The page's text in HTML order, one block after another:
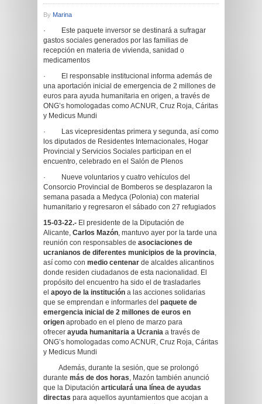
By Marina
· Este paquete inversor se destinará a sufragar
gastos sociales generados por las familias de
recepción en materia de vivienda, sanidad o
medicamentos
· El responsable institucional informa además de
una aportación inicial de emergencia de 2 millones de
euros para ayuda humanitaria en origen, a través de
ONG’s homologadas como ACNUR, Cruz Roja, Cáritas
y Medicus Mundi
· Las vicepresidentas primera y segunda, así como
los diputados de Residentes Internacionales, Hogar
Provincial y Servicios Sociales participan en el
encuentro, celebrado en el Salón de Plenos
· Nueve voluntarios y cuatro vehículos del
Consorcio Provincial de Bomberos se desplazaron la
semana pasada a Medyca (Polonia) con material
humanitario y regresaron el sábado con 27 refugiados
15-03-22.- El presidente de la Diputación de
Alicante, Carlos Mazón, mantuvo ayer por la tarde una
reunión con responsables de asociaciones de
ucranianos de diferentes municipios de la provincia,
así como con medio centenar de alcaldes alicantinos
donde residen ciudadanos de esta nacionalidad. El
propósito del encuentro ha sido el de trasladarles
el apoyo de la institución a las acciones solidarias
que se emprendan e informarles del paquete de
emergencia inicial de 2 millones de euros en
origen aprobado en el pleno de marzo para
ofrecer ayuda humanitaria a Ucrania a través de
ONG’s homologadas como ACNUR, Cruz Roja, Cáritas
y Medicus Mundi
Además, durante la sesión, que se prolongó
durante más de dos horas, Mazón también anunció
que la Diputación articulará una línea de ayudas
directas para aquellos ayuntamientos que acojan a